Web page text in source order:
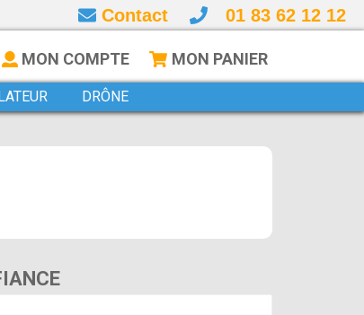
Contact 01 83 62 12 12
MON COMPTE MON PANIER
DRÔNE